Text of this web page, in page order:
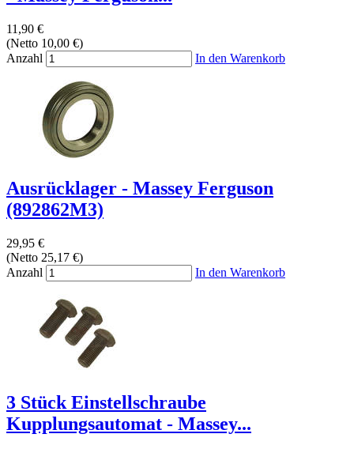
11,90 €
(Netto 10,00 €)
Anzahl
In den Warenkorb
Ausrücklager - Massey Ferguson
(892862M3)
29,95 €
(Netto 25,17 €)
Anzahl
In den Warenkorb
3 Stück Einstellschraube
Kupplungsautomat - Massey...